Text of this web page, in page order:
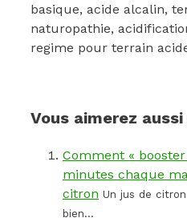
basique, acide alcalin,
naturopathie,
regime pour terrain
Vous aimerez aussi
Comment «
minutes chaque
citron Un jus de
bien...